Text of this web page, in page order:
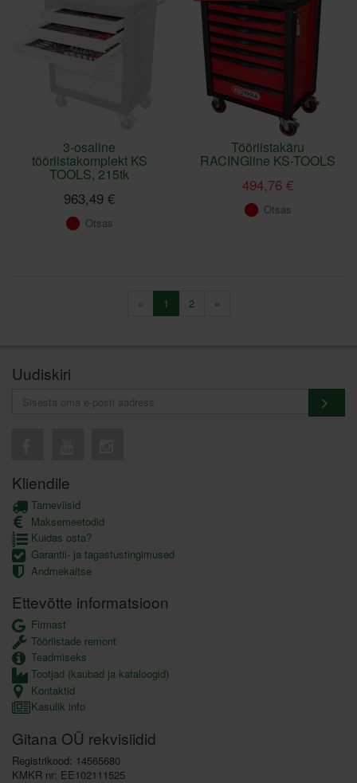
3-osaline
tööriistakomplekt KS
TOOLS, 215tk
963,49 €
Otsas
Tööriistakäru
RACINGline KS-TOOLS
494,76 €
Otsas
« 1 2 »
Uudiskiri
Kliendile
Tarneviisid
Maksemeetodid
Kuidas osta?
Garantii- ja tagastustingimused
Andmekaitse
Ettevõtte informatsioon
Firmast
Tööriistade remont
Teadmiseks
Tootjad (kaubad ja kataloogid)
Kontaktid
Kasulik info
Gitana OÜ rekvisiidid
Registrikood: 14565680
KMKR nr: EE102111525